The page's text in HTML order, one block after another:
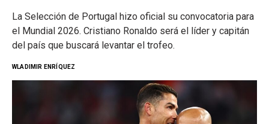
La Selección de Portugal hizo oficial su convocatoria para
el Mundial 2026. Cristiano Ronaldo será el líder y capitán
del país que buscará levantar el trofeo.
WLADIMIR ENRÍQUEZ